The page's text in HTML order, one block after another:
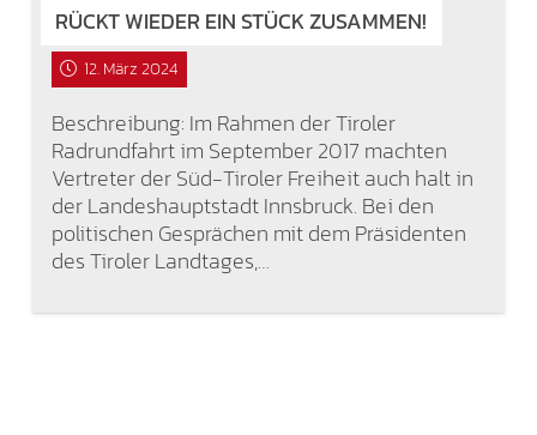
RÜCKT WIEDER EIN STÜCK ZUSAMMEN!
12. März 2024
Beschreibung: Im Rahmen der Tiroler
Radrundfahrt im September 2017 machten
Vertreter der Süd-Tiroler Freiheit auch halt in
der Landeshauptstadt Innsbruck. Bei den
politischen Gesprächen mit dem Präsidenten
des Tiroler Landtages,…